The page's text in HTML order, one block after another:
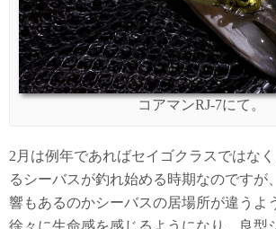
コアマンRJ-7にて。
2月は例年であればセイゴクラスではな
るシーバスが釣れ始める時期なのですが
響もあるのかシーバスの居場所が違うよ
徐々に生命感を感じるようになり、良型